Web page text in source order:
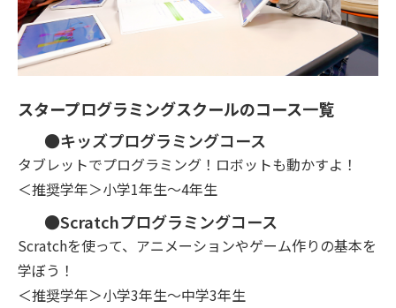
スタープログラミングスクールのコース一覧
●キッズプログラミングコース
タブレットでプログラミング！ロボットも動かすよ！
＜推奨学年＞小学1年生～4年生
●Scratchプログラミングコース
Scratchを使って、アニメーションやゲーム作りの基本を
学ぼう！
＜推奨学年＞小学3年生～中学3年生